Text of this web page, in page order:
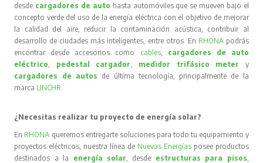
desde cargadores de auto hasta automóviles que se mueven bajo el
concepto verde del uso de la energía eléctrica con el objetivo de mejorar
la calidad del aire, reducir la contaminación acústica, contribuir al
desarrollo de ciudades más inteligentes, entre otros. En RHONA podrás
encontrar desde accesorios como cables, cargadores de auto
eléctrico
pedestal cargador medidor trifásico meter
y
cargadores de autos de última tecnología, principalmente de la
marca LINCHR
¿Necesitas realizar tu proyecto de energía solar?
En RHONA queremos entregarte soluciones para todo tu equipamiento y
proyectos eléctricos, nuestra línea de Nuevas Energíasposee productos
destinados a la energía solar , desde estructuras para pisos